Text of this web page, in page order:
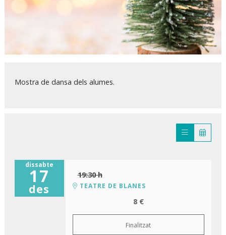
Mostra de dansa dels alumes.
dissabte
17
des
19:30 h
TEATRE DE BLANES
8 €
Finalitzat